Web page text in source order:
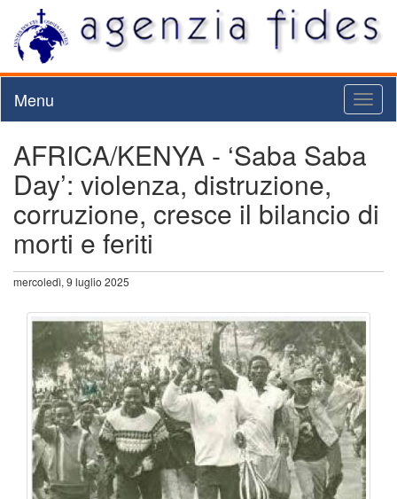
Menu
AFRICA/KENYA - ‘Saba Saba
Day’: violenza, distruzione,
corruzione, cresce il bilancio di
morti e feriti
mercoledì, 9 luglio 2025